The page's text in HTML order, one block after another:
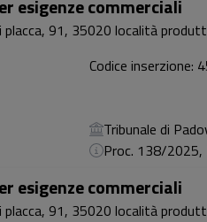
esigenze commerciali
placca, 91, 35020 località
Codice inserzione:
Tribunale di
Proc. 138/
esigenze commerciali
placca, 91, 35020 località